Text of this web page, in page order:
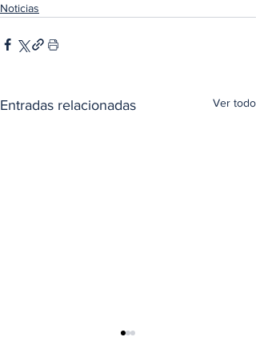
Noticias
Entradas relacionadas Ver todo